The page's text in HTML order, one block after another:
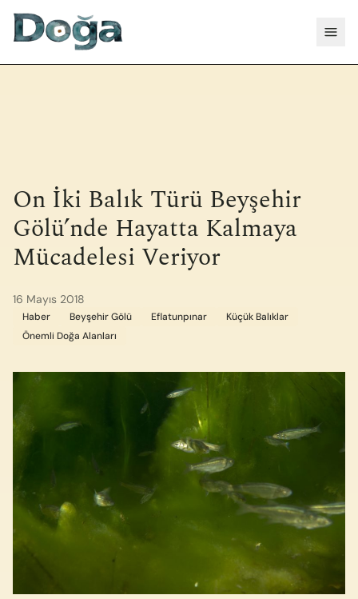
On İki Balık Türü Beyşehir
Gölü’nde Hayatta Kalmaya
Mücadelesi Veriyor
16 Mayıs 2018
Haber Beyşehir Gölü Eflatunpınar
Küçük Balıklar
Önemli Doğa Alanları